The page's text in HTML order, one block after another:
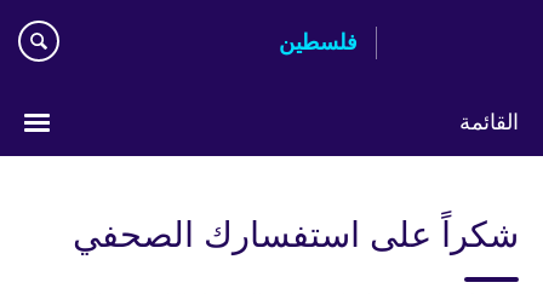
فلسطين
القائمة
language
شكراً على استفسارك الصحفي